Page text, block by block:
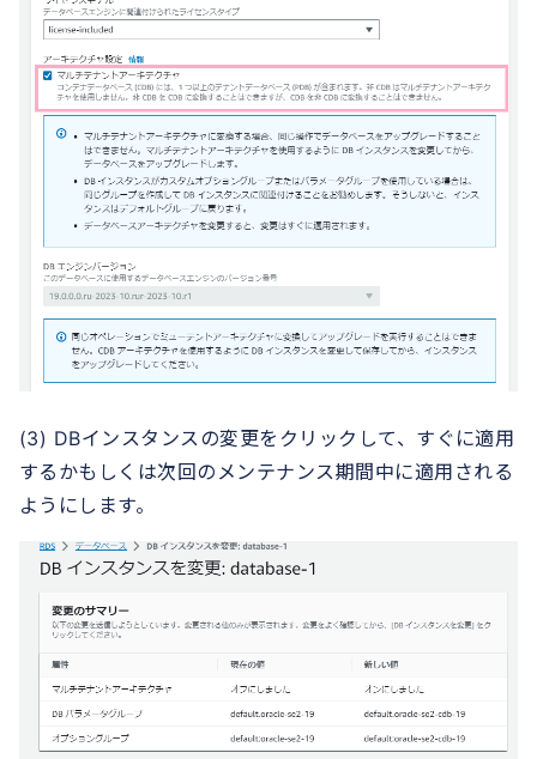
(3) DBインスタンスの変更をクリックして、すぐに適用
するかもしくは次回のメンテナンス期間中に適用される
ようにします。